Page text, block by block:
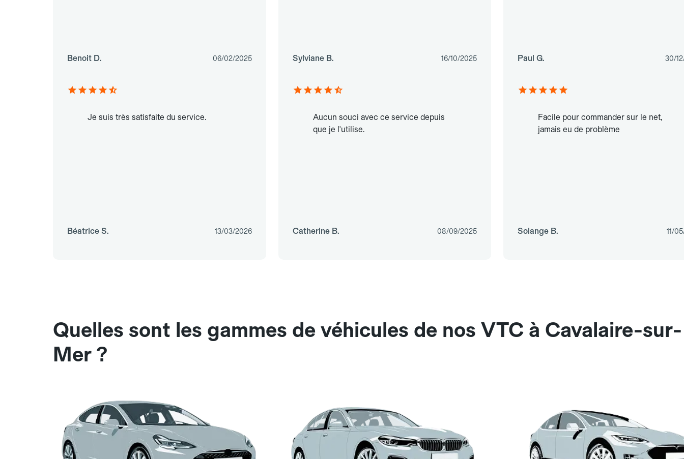
Benoit D. 06/02/2025 Sylviane B. 16/10/2025 Paul G. 30/
Je suis très satisfaite du service.
Béatrice S. 13/03/2026
Aucun souci avec ce service depuis
que je l'utilise.
Catherine B. 08/09/2025
Facile pour commander sur le net,
jamais eu de problème
Solange B. 11/
Quelles sont les gammes de véhicules de nos VTC à Cavalaire-sur-
Mer ?